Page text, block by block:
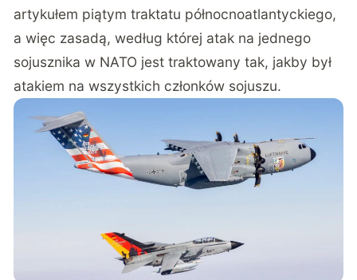
artykułem piątym traktatu północnoatlantyckiego,
a więc zasadą, według której atak na jednego
sojusznika w NATO jest traktowany tak, jakby był
atakiem na wszystkich członków sojuszu.